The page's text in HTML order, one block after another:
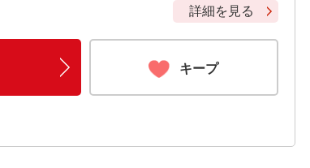
詳細を見る
キープ